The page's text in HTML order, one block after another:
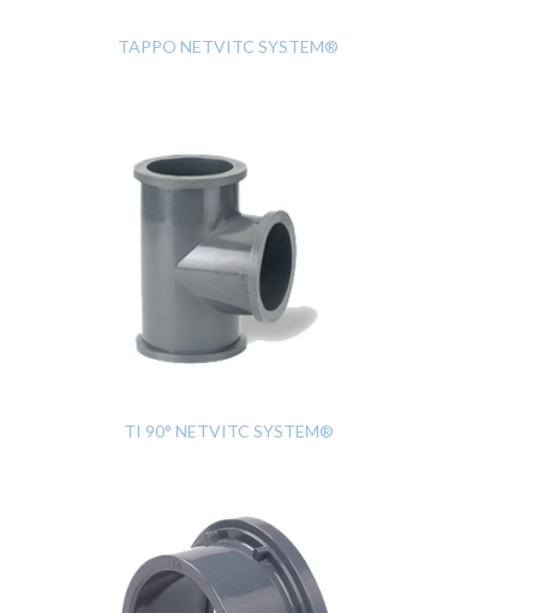
TAPPO NETVITC SYSTEM®
TI 90° NETVITC SYSTEM®